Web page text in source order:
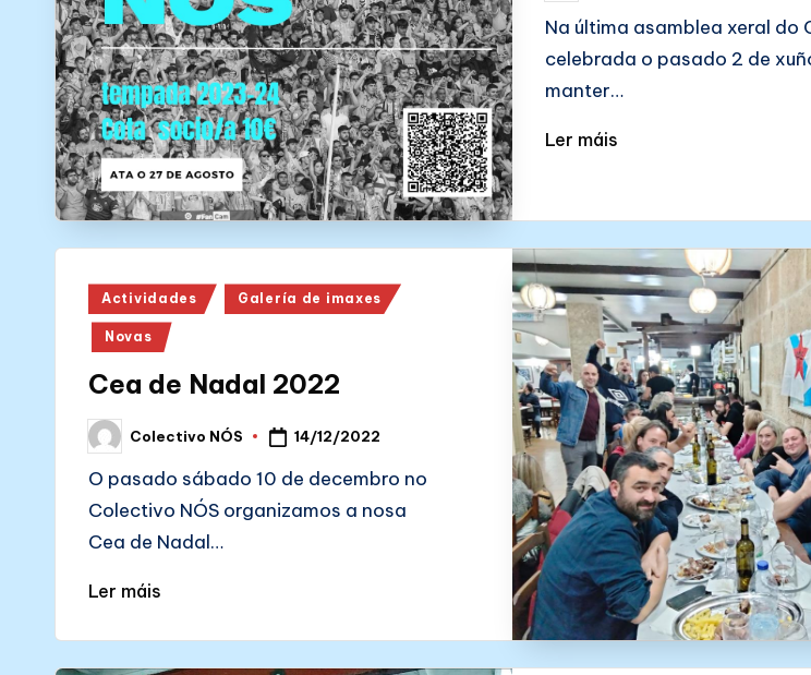
N
Ó
S
by
Na última asamblea xeral do
celebrada o pasado 2 de
manter…
Ler máis
Posted
in
Actividades Galería de imaxes
Novas
Cea de Nadal 2022
Posted
by
Colectivo NÓS 14/12/2022
O pasado sábado 10 de decembro no
Colectivo NÓS organizamos a nosa
Cea de Nadal…
Ler máis